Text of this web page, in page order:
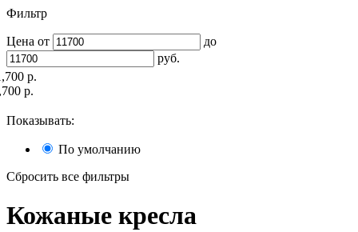
Фильтр
Цена от
до
руб.
р.
р.
Показывать:
По умолчанию
Сбросить все фильтры
Кожаные кресла